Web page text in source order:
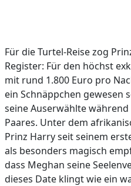
Für die Turtel-Reise zog
Register: Für den höchst
mit rund 1.800 Euro pro
ein Schnäppchen gewesen
seine Auserwählte
Paares. Unter dem
Prinz Harry seit seinem
als besonders magisch
dass Meghan seine
dieses Date klingt wie ein